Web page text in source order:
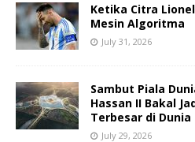
Ketika Citra Lionel
Mesin Algoritma
July 31, 2026
Sambut Piala
Hassan II Bakal
Terbesar di Dunia
July 29, 2026